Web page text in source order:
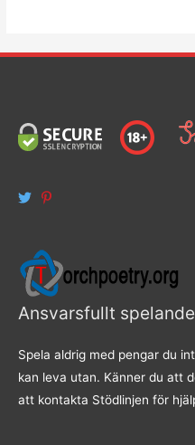
Ansvarsfullt spelande
Spela aldrig med pengar du
kan leva utan. Känner du att
att kontakta Stödlinjen för